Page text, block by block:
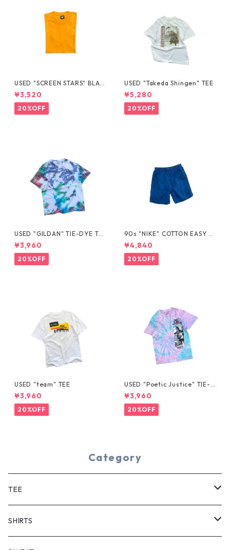
USED "SCREEN STARS" BLAN
K TEE
¥3,520
20%OFF
USED "Takeda Shingen" TEE
¥5,280
20%OFF
USED "GILDAN" TIE-DYE TE
E
¥3,960
20%OFF
90s "NIKE" COTTON EASY S
HORTS
¥4,840
20%OFF
USED "team" TEE
¥3,960
20%OFF
USED "Poetic Justice" TIE-D
YE TEE
¥3,960
20%OFF
Category
TEE
SHORT SLEEVE
SHIRTS